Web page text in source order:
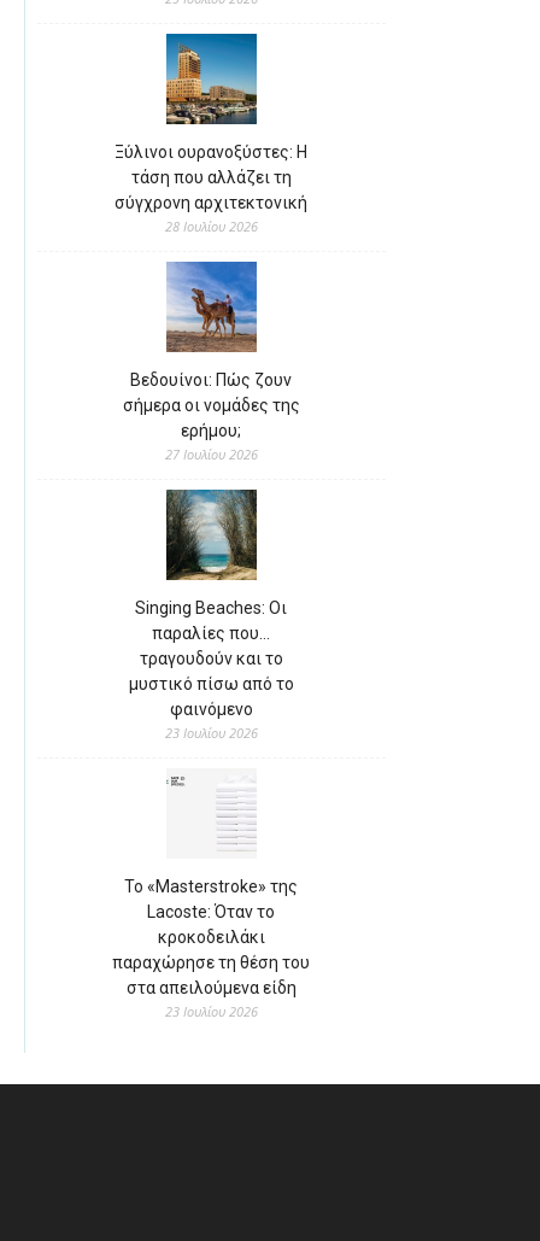
Ξύλινοι ουρανοξύστες: Η
τάση που αλλάζει τη
σύγχρονη αρχιτεκτονική
28 Ιουλίου 2026
Βεδουίνοι: Πώς ζουν
σήμερα οι νομάδες της
ερήμου;
27 Ιουλίου 2026
Singing Beaches: Οι
παραλίες που…
τραγουδούν και το
μυστικό πίσω από το
φαινόμενο
23 Ιουλίου 2026
Το «Masterstroke» της
Lacoste: Όταν το
κροκοδειλάκι
παραχώρησε τη θέση του
στα απειλούμενα είδη
23 Ιουλίου 2026